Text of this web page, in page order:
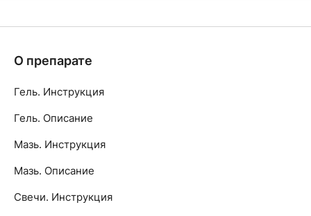
О препарате
Гель. Инструкция
Гель. Описание
Мазь. Инструкция
Мазь. Описание
Свечи. Инструкция